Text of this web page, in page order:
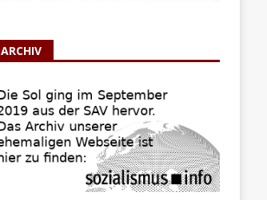
ARCHIV